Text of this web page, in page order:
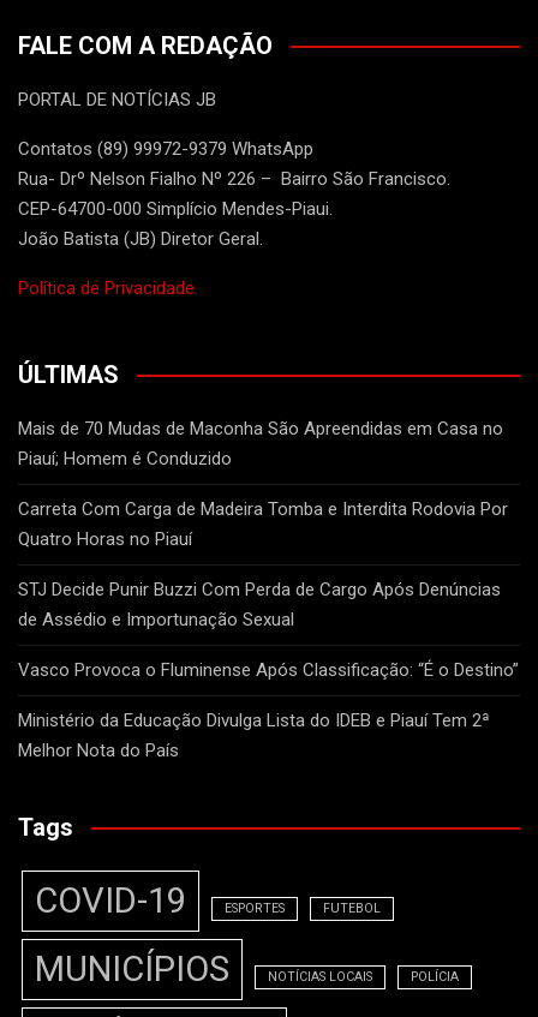
FALE COM A REDAÇÃO
PORTAL DE NOTÍCIAS JB
Contatos (89) 99972-9379 WhatsApp
Rua- Drº Nelson Fialho Nº 226 – Bairro São Francisco.
CEP-64700-000 Simplício Mendes-Piaui.
João Batista (JB) Diretor Geral.
Política de Privacidade.
ÚLTIMAS
Mais de 70 Mudas de Maconha São Apreendidas em Casa no
Piauí; Homem é Conduzido
Carreta Com Carga de Madeira Tomba e Interdita Rodovia Por
Quatro Horas no Piauí
STJ Decide Punir Buzzi Com Perda de Cargo Após Denúncias
de Assédio e Importunação Sexual
Vasco Provoca o Fluminense Após Classificação: “É o Destino”
Ministério da Educação Divulga Lista do IDEB e Piauí Tem 2ª
Melhor Nota do País
Tags
COVID-19 ESPORTES FUTEBOL
MUNICÍPIOS NOTÍCIAS LOCAIS POLÍCIA